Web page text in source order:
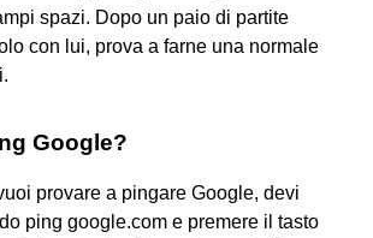
spazi. Dopo un paio di partite
con lui, prova a farne una normale
Google?
provare a pingare Google, devi
ping google.com e premere il tasto